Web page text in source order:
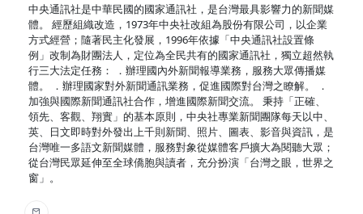
中央通訊社是中華民國的國家通訊社，是台灣最具影響力的新聞媒
體。 經歷組織改造，1973年中央社改組為股份有限公司，以企業
方式經營；隨著民主化發展，1996年依據「中央通訊社設置條
例」改制為財團法人，定位為全民共有的國家通訊社，獨立超然執
行三大法定任務： ．辦理國內外新聞報導業務，服務大眾傳播媒
體。 ．辦理國家對外新聞通訊業務，促進國際對台灣之瞭解。 ．
加強與國際新聞通訊社合作，增進國際新聞交流。 秉持「正確、
領先、客觀、翔實」的基本原則，中央社專業新聞團隊每天以中、
英、日文即時對外發出上千則新聞、照片、圖表、影音與資訊，是
台灣唯一多語文新聞媒體，服務對象從媒體客戶擴大為閱聽大眾；
從台灣民眾延伸至全球僑胞與讀者，充分扮演「台灣之眼，世界之
窗」。